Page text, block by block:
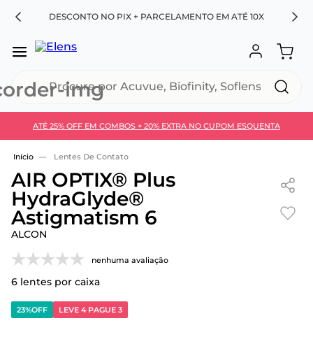
DESCONTO NO PIX + PARCELAMENTO EM ATÉ 10X
ATÉ 25% OFF EM COMBOS + 20% EXTRA NO CUPOM ESQUENTA
Use 30HOJE e ganhe 30% OFF + economia extra no
Lentes De Contato
AIR OPTIX® Plus
HydraGlyde®
Astigmatism 6
ALCON
nenhuma avaliação
6 lentes por caixa
23%OFF LEVE 4 PAGUE 3